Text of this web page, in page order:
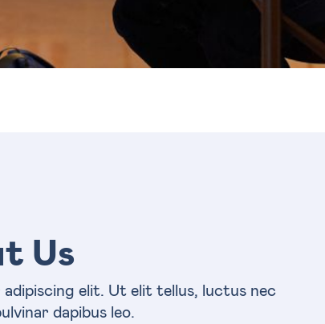
Us
elit. Ut elit tellus, luctus nec
dapibus leo.